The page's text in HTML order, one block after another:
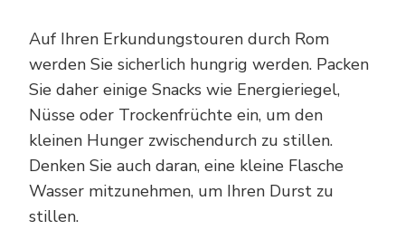
Auf Ihren Erkundungstouren durch Rom
werden Sie sicherlich hungrig werden. Packen
Sie daher einige Snacks wie Energieriegel,
Nüsse oder Trockenfrüchte ein, um den
kleinen Hunger zwischendurch zu stillen.
Denken Sie auch daran, eine kleine Flasche
Wasser mitzunehmen, um Ihren Durst zu
stillen.